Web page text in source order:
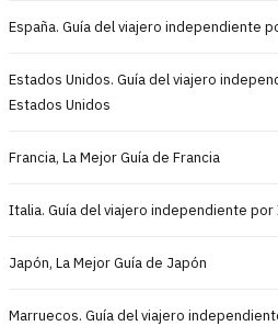
España. Guía del viajero independiente
Estados Unidos. Guía del viajero
Estados Unidos
Francia, La Mejor Guía de Francia
Italia. Guía del viajero independiente por
Japón, La Mejor Guía de Japón
Marruecos. Guía del viajero